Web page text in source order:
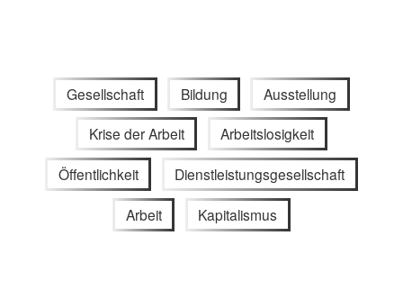
Gesellschaft Bildung Ausstellung
Krise der Arbeit Arbeitslosigkeit
Öffentlichkeit Dienstleistungsgesellschaft
Arbeit Kapitalismus